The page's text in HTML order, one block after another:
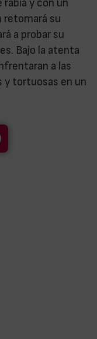
rabia y con un
retomará su
a probar su
Bajo la atenta
a las
y tortuosas en un